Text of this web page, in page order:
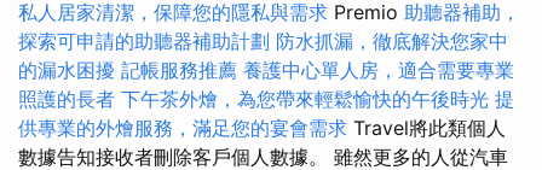
私人居家清潔，保障您的隱私與需求 Premio 助聽器補助，
探索可申請的助聽器補助計劃 防水抓漏，徹底解決您家中
的漏水困擾 記帳服務推薦 養護中心單人房，適合需要專業
照護的長者 下午茶外燴，為您帶來輕鬆愉快的午後時光 提
供專業的外燴服務，滿足您的宴會需求 Travel將此類個人
數據告知接收者刪除客戶個人數據。 雖然更多的人從汽車